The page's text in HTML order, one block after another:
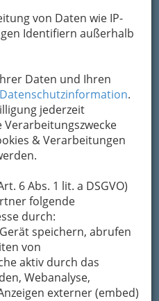
von Daten wie IP-
Identifiern außerhalb
Daten und Ihren
Datenschutzinformation.
jederzeit
& Verarbeitungen
6 Abs. 1 lit. a DSGVO)
folgende
durch:
speichern, abrufen
von
aktiv durch das
Webanalyse,
externer (embed)
wofür er sein
Graz bietet
oder sogar
Freizeit, Kultur und
Ihnen die besten
mit schmalem